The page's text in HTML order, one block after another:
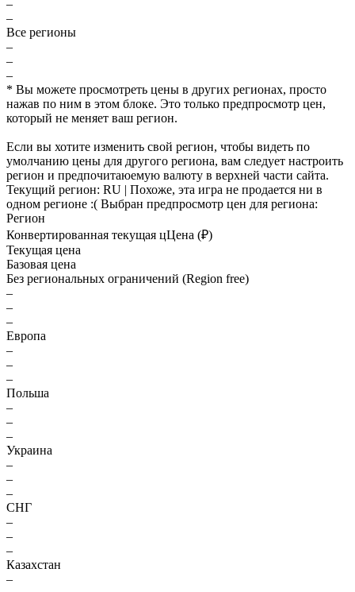
–
–
Все регионы
–
–
–
* Вы можете просмотреть цены в других регионах, просто
нажав по ним в этом блоке. Это только предпросмотр цен,
который не меняет ваш регион.
Если вы хотите изменить свой регион, чтобы видеть по
умолчанию цены для другого региона, вам следует настроить
регион и предпочитаюемую валюту в верхней части сайта.
Текущий регион: RU | Похоже, эта игра не продается ни в
одном регионе :( Выбран предпросмотр цен для региона:
Регион
Конвертированная текущая цЦена (₽)
Текущая цена
Базовая цена
Без региональных ограничений (Region free)
–
–
–
Европа
–
–
–
Польша
–
–
–
Украина
–
–
–
СНГ
–
–
–
Казахстан
–